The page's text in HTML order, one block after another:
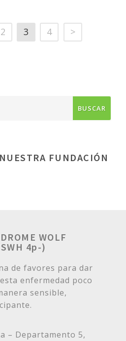
2 3 4 >
FUNDACIÓN
WOLF
4p-)
de favores para dar
enfermedad poco
sensible,
– Departamento 5,